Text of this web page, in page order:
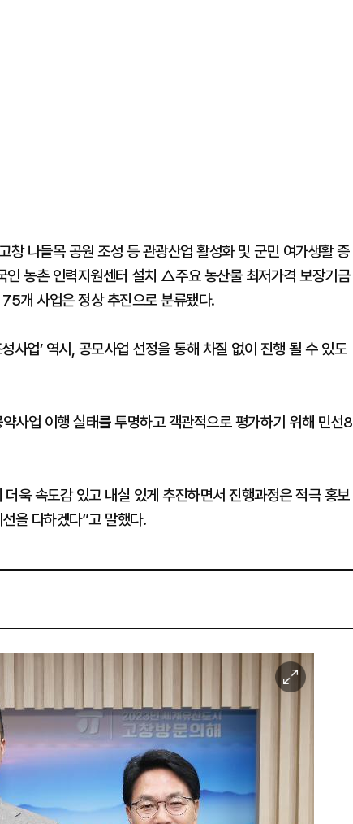
나들목 공원 조성 등 관광산업 활성화 및 군민 여가생활 증
농촌 인력지원센터 설치 △주요 농산물 최저가격 보장기금
개 사업은 정상 추진으로 분류됐다.
사업’ 역시, 공모사업 선정을 통해 차질 없이 진행 될 수 있도
사업 이행 실태를 투명하고 객관적으로 평가하기 위해 민선8
욱 속도감 있고 내실 있게 추진하면서 진행과정은 적극 홍보
을 다하겠다”고 말했다.
이
미